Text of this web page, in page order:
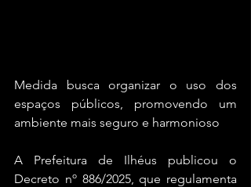
Medida busca organizar o uso dos
espaços públicos, promovendo um
ambiente mais seguro e harmonioso
A Prefeitura de Ilhéus publicou o
Decreto nº 886/2025, que regulamenta